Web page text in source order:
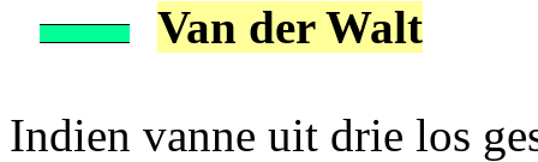
Van der Walt
Indien vanne uit drie los